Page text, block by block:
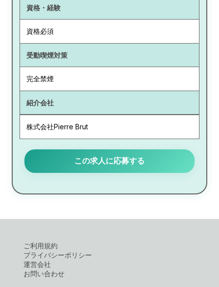
資格・経験
資格必須
受動喫煙対策
完全禁煙
紹介会社
株式会社Pierre Brut
この求人に応募する
ご利用規約
プライバシーポリシー
運営会社
お問い合わせ